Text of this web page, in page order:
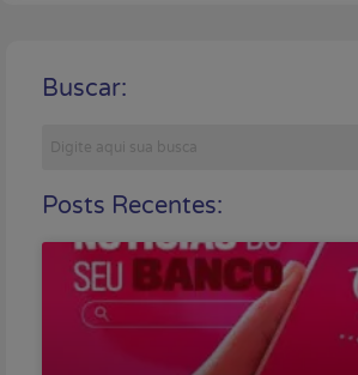
Buscar:
Posts Recentes: